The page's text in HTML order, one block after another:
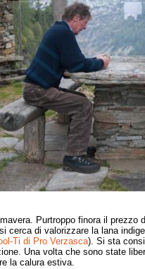
Purtroppo finora il prezzo
cerca di valorizzare la lana
Ti di Pro Verzasca). Si sta
Una volta che sono state
la calura estiva.